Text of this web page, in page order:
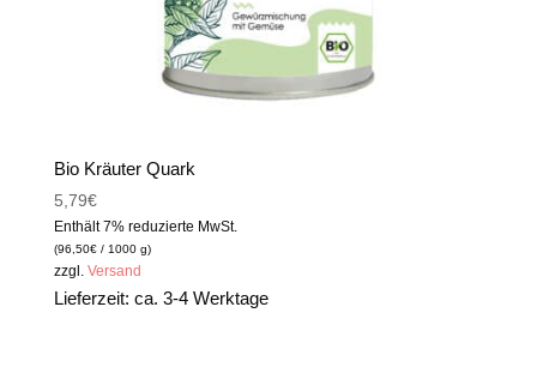
Bio Kräuter Quark
5,79€
Enthält 7% reduzierte MwSt.
(96,50€/ 1000 g)
zzgl. Versand
Lieferzeit: ca. 3-4 Werktage